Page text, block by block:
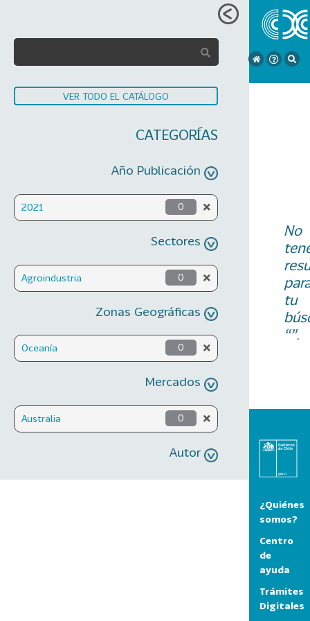
VER TODO EL CATÁLOGO
CATEGORÍAS
Año Publicación
2021 0
Sectores
Agroindustria 0
Zonas Geográficas
Oceanía 0
Mercados
Australia 0
Autor
No
tu
“”.
¿Quiénes
somos?
Centro
de
ayuda
Trámites
Digitales